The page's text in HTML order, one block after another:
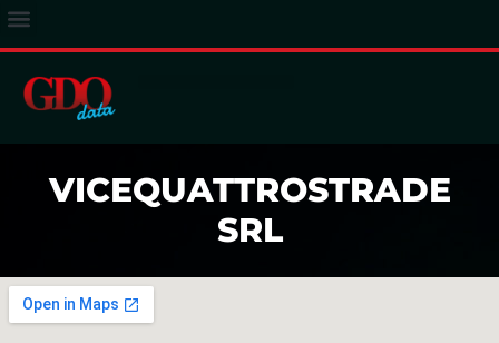
VICEQUATTROSTRADE
SRL